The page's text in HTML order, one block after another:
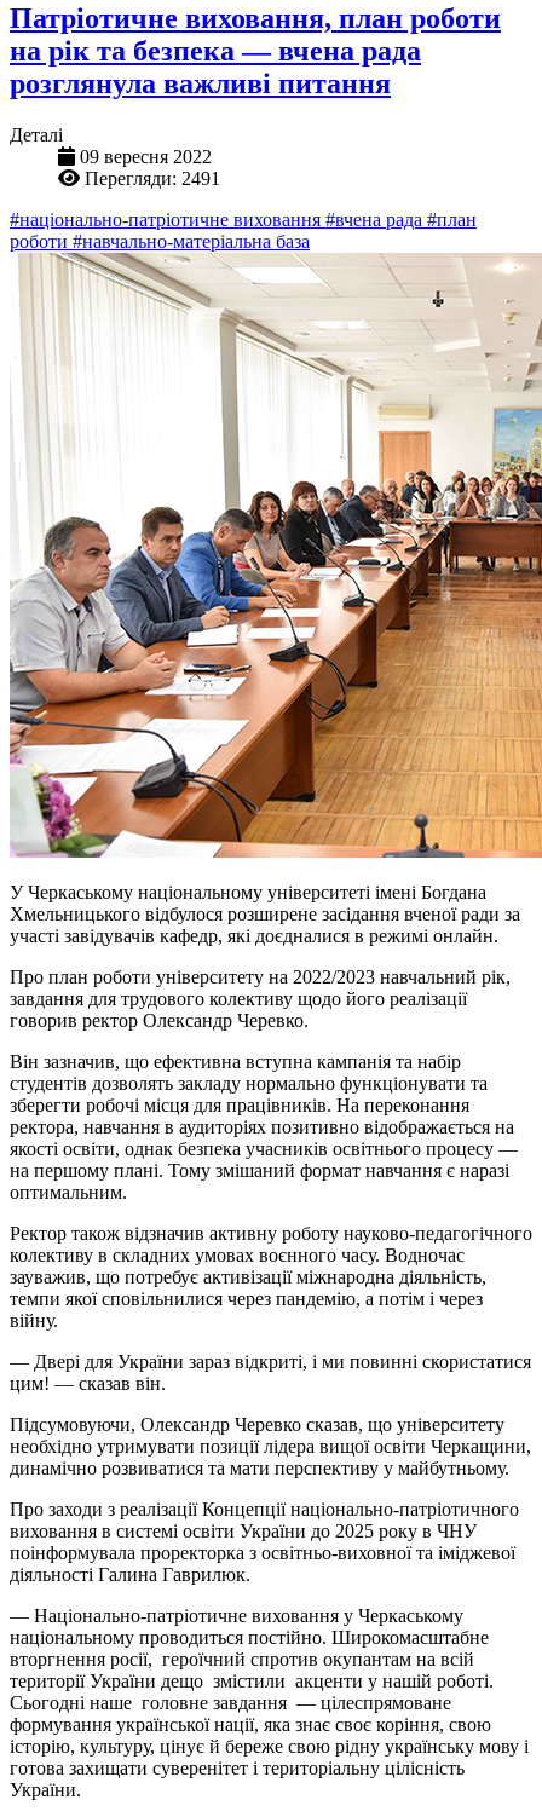
Патріотичне виховання, план роботи
на рік та безпека — вчена рада
розглянула важливі питання
Деталі
09 вересня 2022
Перегляди: 2491
#національно-патріотичне виховання #вчена рада #план
роботи #навчально-матеріальна база
У Черкаському національному університеті імені Богдана
Хмельницького відбулося розширене засідання вченої ради за
участі завідувачів кафедр, які доєдналися в режимі онлайн.
Про план роботи університету на 2022/2023 навчальний рік,
завдання для трудового колективу щодо його реалізації
говорив ректор Олександр Черевко.
Він зазначив, що ефективна вступна кампанія та набір
студентів дозволять закладу нормально функціонувати та
зберегти робочі місця для працівників. На переконання
ректора, навчання в аудиторіях позитивно відображається на
якості освіти, однак безпека учасників освітнього процесу —
на першому плані. Тому змішаний формат навчання є наразі
оптимальним.
Ректор також відзначив активну роботу науково-педагогічного
колективу в складних умовах воєнного часу. Водночас
зауважив, що потребує активізації міжнародна діяльність,
темпи якої сповільнилися через пандемію, а потім і через
війну.
— Двері для України зараз відкриті, і ми повинні скористатися
цим! — сказав він.
Підсумовуючи, Олександр Черевко сказав, що університету
необхідно утримувати позиції лідера вищої освіти Черкащини,
динамічно розвиватися та мати перспективу у майбутньому.
Про заходи з реалізації Концепції національно-патріотичного
виховання в системі освіти України до 2025 року в ЧНУ
поінформувала проректорка з освітньо-виховної та іміджевої
діяльності Галина Гаврилюк.
— Національно-патріотичне виховання у Черкаському
національному проводиться постійно. Широкомасштабне
вторгнення росії, героїчний спротив окупантам на всій
території України дещо змістили акценти у нашій роботі.
Сьогодні наше головне завдання — цілеспрямоване
формування української нації, яка знає своє коріння, свою
історію, культуру, цінує й береже свою рідну українську мову і
готова захищати суверенітет і територіальну цілісність
України.